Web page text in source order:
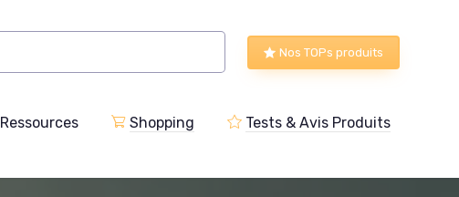
Nos TOPs produits
Ressources Shopping Tests & Avis Produits